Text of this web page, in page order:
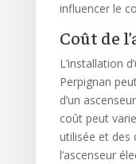
influencer le
Coût de
L’installation
Perpignan
d’un
coût peut
utilisée et des
l’ascenseur